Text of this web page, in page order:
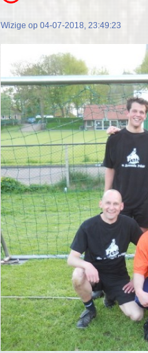
Wizige op 04-07-2018, 23:49:23